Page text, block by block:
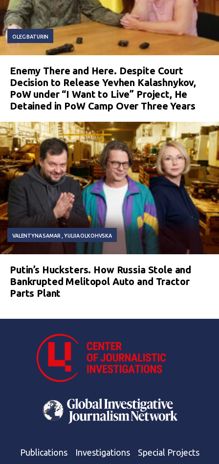
OLEG BATURIN
Enemy There and Here. Despite Court
Decision to Release Yevhen Kalashnykov,
PoW under “I Want to Live” Project, He
Detained in PoW Camp Over Three Years
VALENTYNA SAMAR YULIIA OLKOHVSKA
Putin’s Hucksters. How Russia Stole and
Bankrupted Melitopol Auto and Tractor
Parts Plant
Publications Investigations Special Projects